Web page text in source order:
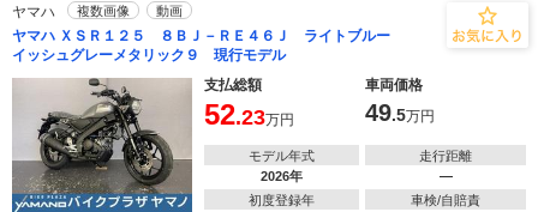
ヤマハ 複数画像 動画
ヤマハ ＸＳＲ１２５ ８ＢＪ－ＲＥ４６Ｊ ライトブルー
イッシュグレーメタリック９ 現行モデル
支払総額
車両価格
52.23万円 49.5万円
モデル年式
2026年
走行距離
―
初度登録年
車検/自賠責